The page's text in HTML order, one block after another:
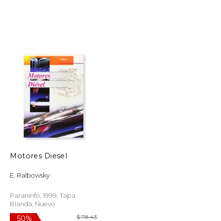
Motores Diesel
E. Ralbowsky
Paraninfo, 1999, Tapa
Blanda, Nuevo